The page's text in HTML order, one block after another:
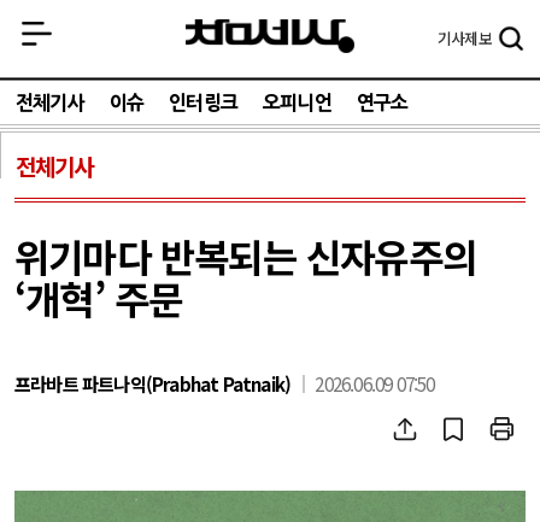
기사제보
전체기사 이슈 인터링크 오피니언 연구소
전체기사
위기마다 반복되는 신자유주의
‘개혁’ 주문
프라바트 파트나익(Prabhat Patnaik) 2026.06.09 07:50